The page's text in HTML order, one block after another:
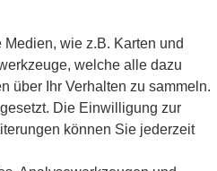
wie z.B. Karten und
welche alle dazu
über Ihr Verhalten zu sammeln.
Die Einwilligung zur
können Sie jederzeit